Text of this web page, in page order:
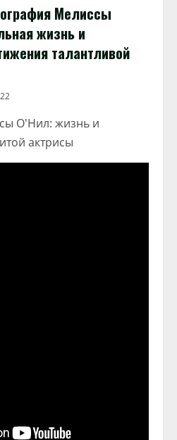
Мелиссы
жизнь и
талантливой